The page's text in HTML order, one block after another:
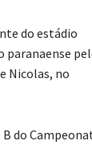
do estádio
paranaense
Nicolas, no
do